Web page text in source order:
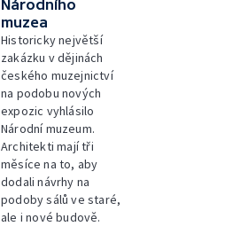
Národního
muzea
Historicky největší
zakázku v dějinách
českého muzejnictví
na podobu nových
expozic vyhlásilo
Národní muzeum.
Architekti mají tři
měsíce na to, aby
dodali návrhy na
podoby sálů ve staré,
ale i nové budově.